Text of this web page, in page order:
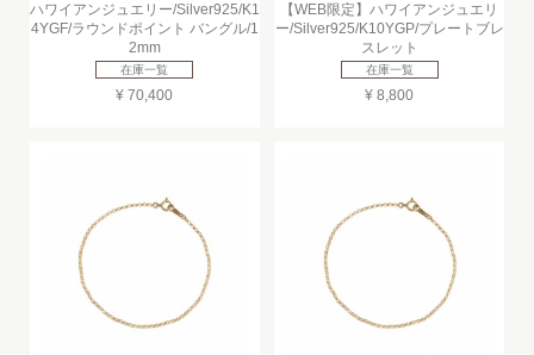
ハワイアンジュエリー/Silver925/K1
4YGF/ラウンドポイント バングル/1
2mm
在庫一覧
¥ 70,400
【WEB限定】ハワイアンジュエリ
ー/Silver925/K10YGP/プレートブレ
スレット
在庫一覧
¥ 8,800